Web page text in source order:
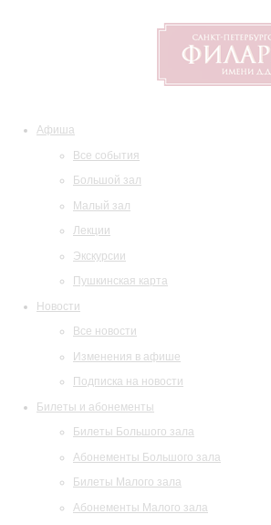
Афиша
Все события
Большой зал
Малый зал
Лекции
Экскурсии
Пушкинская карта
Новости
Все новости
Изменения в афише
Подписка на новости
Билеты и абонементы
Билеты Большого зала
Абонементы Большого зала
Билеты Малого зала
Абонементы Малого зала